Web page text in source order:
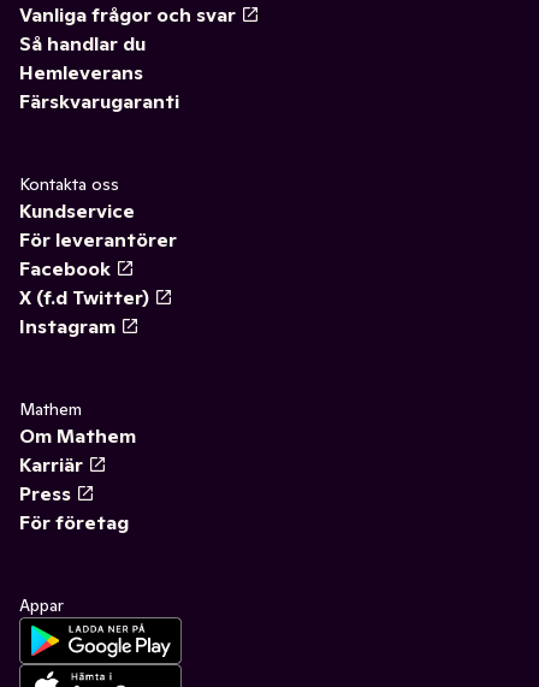
Vanliga frågor och svar
Så handlar du
Hemleverans
Färskvarugaranti
Kontakta oss
Kundservice
För leverantörer
Facebook
X (f.d Twitter)
Instagram
Mathem
Om Mathem
Karriär
Press
För företag
Appar